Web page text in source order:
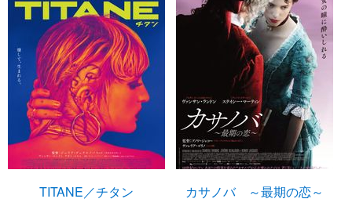
TITANE／チタン カサノバ ～最期の恋～